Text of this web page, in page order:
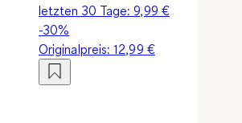
letzten 30 Tage:9,99 €
-30%
Originalpreis:12,99 €